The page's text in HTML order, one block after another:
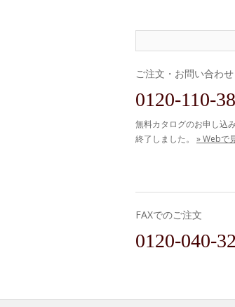
ご注文・お問い合わせ
0120-110-
無料カタログのお申し込
終了しました。 » Webで
FAXでのご注文
0120-040-